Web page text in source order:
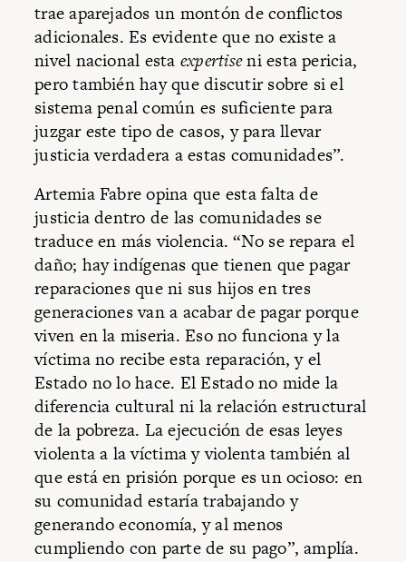
trae aparejados un montón de conflictos
adicionales. Es evidente que no existe a
nivel nacional esta expertiseni esta pericia,
pero también hay que discutir sobre si el
sistema penal común es suficiente para
juzgar este tipo de casos, y para llevar
justicia verdadera a estas comunidades”.
Artemia Fabre opina que esta falta de
justicia dentro de las comunidades se
traduce en más violencia. “No se repara el
daño; hay indígenas que tienen que pagar
reparaciones que ni sus hijos en tres
generaciones van a acabar de pagar porque
viven en la miseria. Eso no funciona y la
víctima no recibe esta reparación, y el
Estado no lo hace. El Estado no mide la
diferencia cultural ni la relación estructural
de la pobreza. La ejecución de esas leyes
violenta a la víctima y violenta también al
que está en prisión porque es un ocioso: en
su comunidad estaría trabajando y
generando economía, y al menos
cumpliendo con parte de su pago”, amplía.